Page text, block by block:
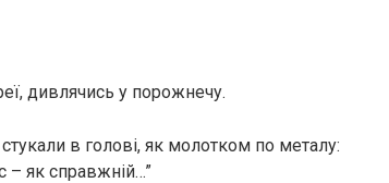
дивлячись у порожнечу.
в голові, як молотком по металу:
– як справжній…”